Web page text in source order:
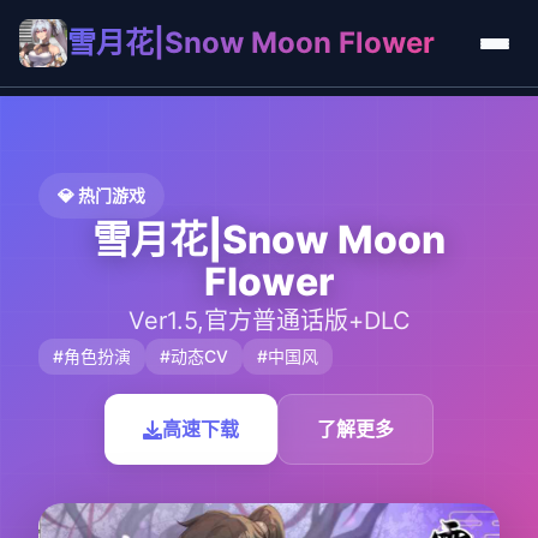
雪月花|Snow Moon Flower
💎 热门游戏
雪月花|Snow Moon
Flower
Ver1.5,官方普通话版+DLC
#角色扮演 #动态CV #中国风
高速下载 了解更多